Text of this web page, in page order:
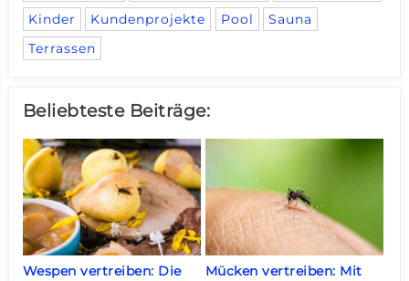
Kinder
Kundenprojekte Pool
Sauna
Terrassen
Beliebteste Beiträge:
Wespen vertreiben: Die
Mücken vertreiben: Mit